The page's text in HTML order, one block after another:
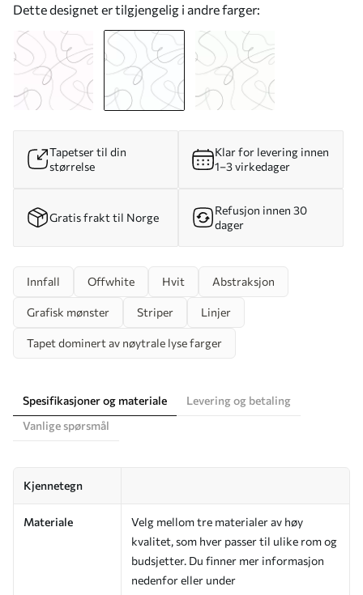
Dette designet er tilgjengelig i andre farger:
Tapetser til din
størrelse
Klar for levering innen
1–3 virkedager
Gratis frakt til Norge
Refusjon innen 30
dager
Innfall Offwhite Hvit Abstraksjon
Grafisk mønster Striper Linjer
Tapet dominert av nøytrale lyse farger
Spesifikasjoner og materiale
Levering og betaling
Vanlige spørsmål
Kjennetegn
Materiale
Velg mellom tre materialer av høy
kvalitet, som hver passer til ulike rom og
budsjetter. Du finner mer informasjon
nedenfor eller under